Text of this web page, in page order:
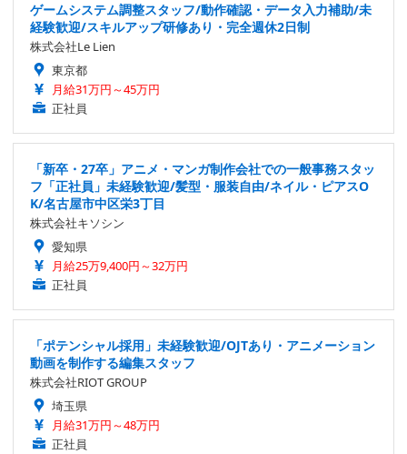
ゲームシステム調整スタッフ/動作確認・データ入力補助/未
経験歓迎/スキルアップ研修あり・完全週休2日制
株式会社Le Lien
東京都
月給31万円～45万円
正社員
「新卒・27卒」アニメ・マンガ制作会社での一般事務スタッ
フ「正社員」未経験歓迎/髪型・服装自由/ネイル・ピアスO
K/名古屋市中区栄3丁目
株式会社キソシン
愛知県
月給25万9,400円～32万円
正社員
「ポテンシャル採用」未経験歓迎/OJTあり・アニメーション
動画を制作する編集スタッフ
株式会社RIOT GROUP
埼玉県
月給31万円～48万円
正社員